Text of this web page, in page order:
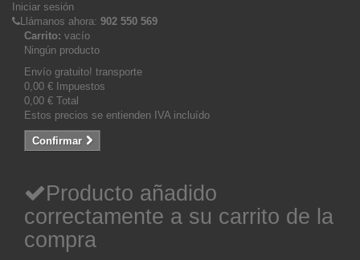
Iniciar sesión
Llámanos ahora: 902 550 569
Carrito: vacío
Ningún producto
Envío gratuito! transporte
0,00 € Impuestos
0,00 € Total
Estos precios se entienden IVA incluído
Confirmar
Producto añadido
correctamente a su carrito de la
compra